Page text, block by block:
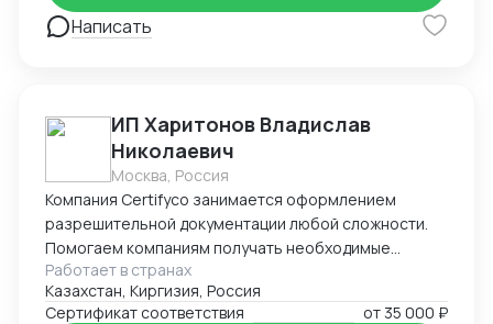
Написать
ИП Харитонов Владислав
Николаевич
Москва, Россия
Компания Certifyco занимается оформлением
разрешительной документации любой сложности.
Помогаем компаниям получать необходимые
документы для импорта, экспорта, реализации
продукции. Решаем самые сложные задачи.
Работает в странах
Казахстан, Киргизия, Россия
Сертификат соответствия
от 35 000 ₽